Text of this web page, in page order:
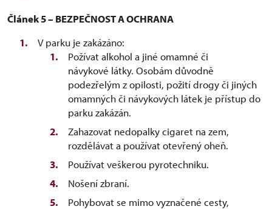
Článek 5 – BEZPEČNOST A OCHRANA
V parku je zakázáno:
Požívat alkohol a jiné omamné či
návykové látky. Osobám důvodně
podezřelým z opilosti, požití drogy či jiných
omamných či návykových látek je přístup do
parku zakázán.
Zahazovat nedopalky cigaret na zem,
rozdělávat a používat otevřený oheň.
Používat veškerou pyrotechniku.
Nošení zbraní.
Pohybovat se mimo vyznačené cesty,